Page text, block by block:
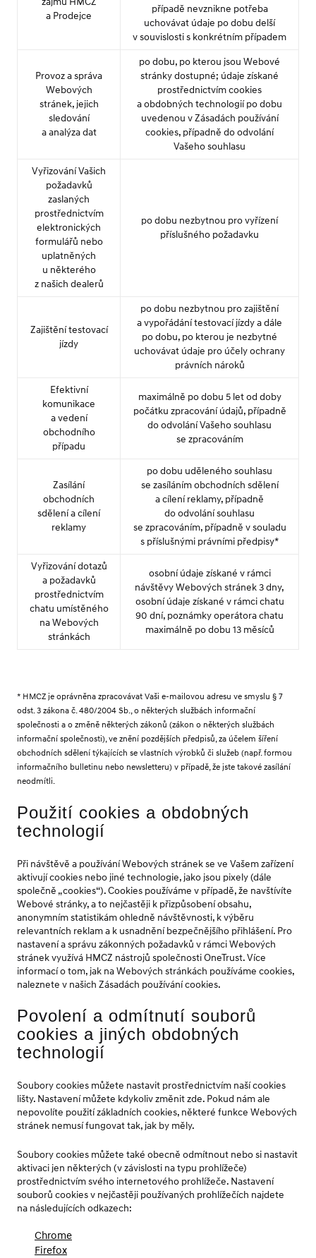
a Prodejce
případě nevznikne potřeba
uchovávat údaje po dobu delší
v souvislosti s konkrétním případem
Provoz a správa
Webových
stránek, jejich
sledování
a analýza dat
po dobu, po kterou jsou Webové
stránky dostupné; údaje získané
prostřednictvím cookies
a obdobných technologií po dobu
uvedenou v Zásadách používání
cookies, případně do odvolání
Vašeho souhlasu
Vyřizování Vašich
požadavků
zaslaných
prostřednictvím
elektronických
formulářů nebo
uplatněných
u některého
z našich dealerů
po dobu nezbytnou pro vyřízení
příslušného požadavku
Zajištění testovací
jízdy
po dobu nezbytnou pro zajištění
a vypořádání testovací jízdy a dále
po dobu, po kterou je nezbytné
uchovávat údaje pro účely ochrany
právních nároků
Efektivní
komunikace
a vedení
obchodního
případu
maximálně po dobu 5 let od doby
počátku zpracování údajů, případně
do odvolání Vašeho souhlasu
se zpracováním
Zasílání
obchodních
sdělení a cílení
reklamy
po dobu uděleného souhlasu
se zasíláním obchodních sdělení
a cílení reklamy, případně
do odvolání souhlasu
se zpracováním, případně v souladu
s příslušnými právními předpisy*
Vyřizování dotazů
a požadavků
prostřednictvím
chatu umístěného
na Webových
stránkách
osobní údaje získané v rámci
návštěvy Webových stránek 3 dny,
osobní údaje získané v rámci chatu
90 dní, poznámky operátora chatu
maximálně po dobu 13 měsíců
* HMCZ je oprávněna zpracovávat Vaši e-mailovou adresu ve smyslu § 7
odst. 3 zákona č. 480/2004 Sb., o některých službách informační
společnosti a o změně některých zákonů (zákon o některých službách
informační společnosti), ve znění pozdějších předpisů, za účelem šíření
obchodních sdělení týkajících se vlastních výrobků či služeb (např. formou
informačního bulletinu nebo newsletteru) v případě, že jste takové zasílání
neodmítli.
Použití cookies a obdobných
technologií
Při návštěvě a používání Webových stránek se ve Vašem zařízení
aktivují cookies nebo jiné technologie, jako jsou pixely (dále
společně „cookies“). Cookies používáme v případě, že navštívíte
Webové stránky, a to nejčastěji k přizpůsobení obsahu,
anonymním statistikám ohledně návštěvnosti, k výběru
relevantních reklam a k usnadnění bezpečnějšího přihlášení. Pro
nastavení a správu zákonných požadavků v rámci Webových
stránek využívá HMCZ nástrojů společnosti OneTrust. Více
informací o tom, jak na Webových stránkách používáme cookies,
naleznete v našich Zásadách používání cookies.
Povolení a odmítnutí souborů
cookies a jiných obdobných
technologií
Soubory cookies můžete nastavit prostřednictvím naší cookies
lišty. Nastavení můžete kdykoliv změnit zde. Pokud nám ale
nepovolíte použití základních cookies, některé funkce Webových
stránek nemusí fungovat tak, jak by měly.
Soubory cookies můžete také obecně odmítnout nebo si nastavit
aktivaci jen některých (v závislosti na typu prohlížeče)
prostřednictvím svého internetového prohlížeče. Nastavení
souborů cookies v nejčastěji používaných prohlížečích najdete
na následujících odkazech:
Chrome
Firefox